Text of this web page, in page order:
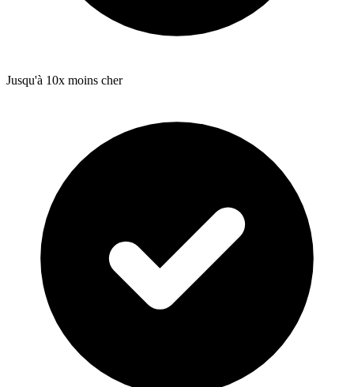
Jusqu'à 10x moins cher